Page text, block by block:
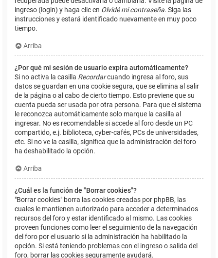
ingreso (login) y haga clic en Olvidé mi contraseña. Siga las
instrucciones y estará identificado nuevamente en muy poco
tiempo.
Arriba
¿Por qué mi sesión de usuario expira automáticamente?
Si no activa la casilla Recordarcuando ingresa al foro, sus
datos se guardan en una cookie segura, que se elimina al salir
de la página o al cabo de cierto tiempo. Esto previene que su
cuenta pueda ser usada por otra persona. Para que el sistema
le reconozca automáticamente solo marque la casilla al
ingresar. No es recomendable si accede al foro desde un PC
compartido, e.j. biblioteca, cyber-cafés, PCs de universidades,
etc. Si no ve la casilla, significa que la administración del foro
ha deshabilitado la opción.
Arriba
¿Cuál es la función de "Borrar cookies"?
"Borrar cookies" borra las cookies creadas por phpBB, las
cuales le mantienen autorizado para acceder a determinados
recursos del foro y estar identificado al mismo. Las cookies
proveen funciones como leer el seguimiento de la navegación
del foro por el usuario si la administración ha habilitado la
opción. Si está teniendo problemas con el ingreso o salida del
foro, borrar las cookies seguramente ayudará.